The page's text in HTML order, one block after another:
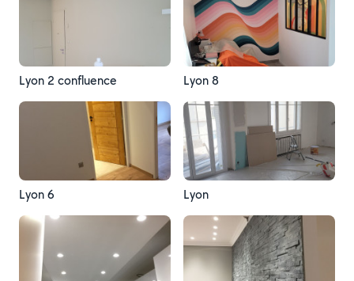
Lyon 2 confluence Lyon 8
Lyon 6 Lyon